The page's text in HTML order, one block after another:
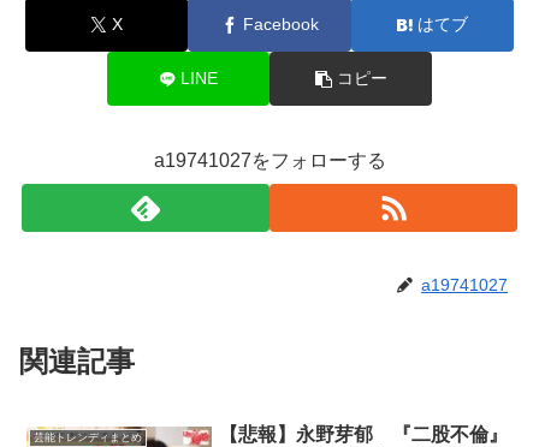
X Facebook はてブ
LINE コピー
a19741027をフォローする
a19741027
関連記事
芸能トレンディまとめ
【悲報】永野芽郁 『二股不倫』